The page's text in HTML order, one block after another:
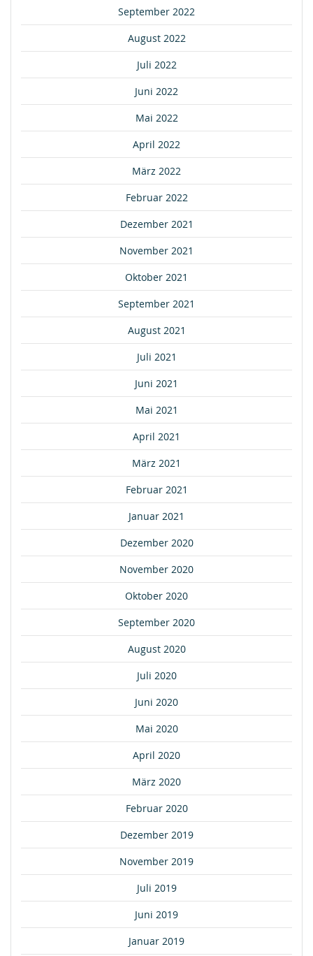
September 2022
August 2022
Juli 2022
Juni 2022
Mai 2022
April 2022
März 2022
Februar 2022
Dezember 2021
November 2021
Oktober 2021
September 2021
August 2021
Juli 2021
Juni 2021
Mai 2021
April 2021
März 2021
Februar 2021
Januar 2021
Dezember 2020
November 2020
Oktober 2020
September 2020
August 2020
Juli 2020
Juni 2020
Mai 2020
April 2020
März 2020
Februar 2020
Dezember 2019
November 2019
Juli 2019
Juni 2019
Januar 2019